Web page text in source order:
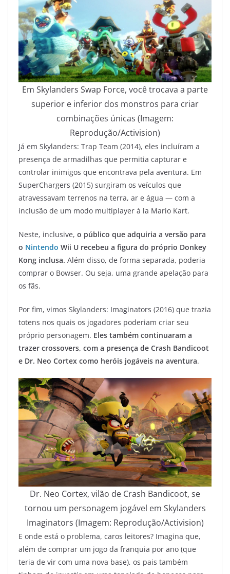
Em Skylanders Swap Force, você trocava a parte
superior e inferior dos monstros para criar
combinações únicas (Imagem:
Reprodução/Activision)
Já em Skylanders: Trap Team (2014), eles incluíram a
presença de armadilhas que permitia capturar e
controlar inimigos que encontrava pela aventura. Em
SuperChargers (2015) surgiram os veículos que
atravessavam terrenos na terra, ar e água — com a
inclusão de um modo multiplayer à la Mario Kart.
Neste, inclusive, o público que adquiria a versão para
o Nintendo Wii U recebeu a figura do próprio Donkey
Kong inclusa. Além disso, de forma separada, poderia
comprar o Bowser. Ou seja, uma grande apelação para
os fãs.
Por fim, vimos Skylanders: Imaginators (2016) que trazia
totens nos quais os jogadores poderiam criar seu
próprio personagem. Eles também continuaram a
trazer crossovers, com a presença de Crash Bandicoot
e Dr. Neo Cortex como heróis jogáveis na aventura.
Dr. Neo Cortex, vilão de Crash Bandicoot, se
tornou um personagem jogável em Skylanders
Imaginators (Imagem: Reprodução/Activision)
E onde está o problema, caros leitores? Imagina que,
além de comprar um jogo da franquia por ano (que
teria de vir com uma nova base), os pais também